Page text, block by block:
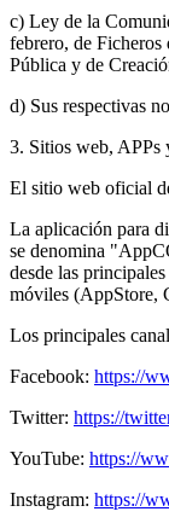
c) Ley de la
febrero, de Ficheros
Pública y de
d) Sus respectivas
3. Sitios web, APPs
El sitio web oficial
La aplicación para
se denomina
desde las
móviles (AppStore,
Los principales
Facebook: https://
Twitter: https://
YouTube: https://
Instagram: https://